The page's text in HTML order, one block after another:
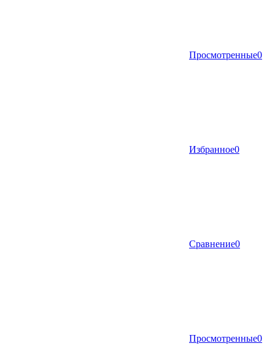
Просмотренные0
Избранное0
Сравнение0
Просмотренные0